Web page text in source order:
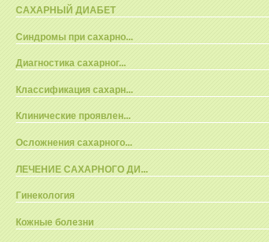
САХАРНЫЙ ДИАБЕТ
Синдромы при сахарно...
Диагностика сахарног...
Классификация сахарн...
Клинические проявлен...
Осложнения сахарного...
ЛЕЧЕНИЕ САХАРНОГО ДИ...
Гинекология
Кожные болезни